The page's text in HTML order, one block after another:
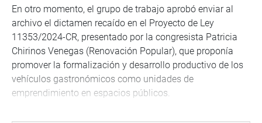
En otro momento, el grupo de trabajo aprobó enviar al
archivo el dictamen recaído en el Proyecto de Ley
11353/2024-CR, presentado por la congresista Patricia
Chirinos Venegas (Renovación Popular), que proponía
promover la formalización y desarrollo productivo de los
vehículos gastronómicos como unidades de
emprendimiento en espacios públicos.